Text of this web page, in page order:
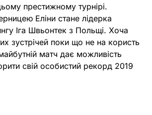
престижному турнірі.
Еліни стане лідерка
Іга Швьонтек з Польщі. Хоча
зустрічей поки що не на користь
матч дає можливість
свій особистий рекорд 2019